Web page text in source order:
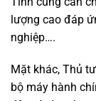
lượng cao đáp
nghiệp….
Mặt khác, Thủ
bộ máy hành